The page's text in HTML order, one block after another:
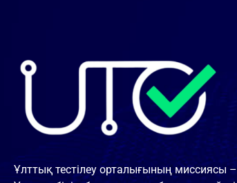
Ұлттық тестілеу орталығының миссиясы –